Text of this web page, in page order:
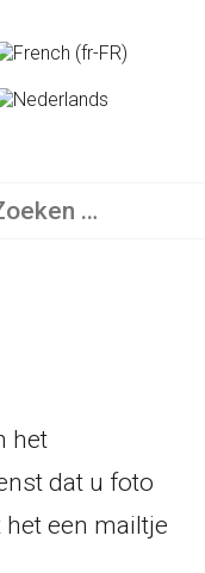
het
dat u foto
een mailtje